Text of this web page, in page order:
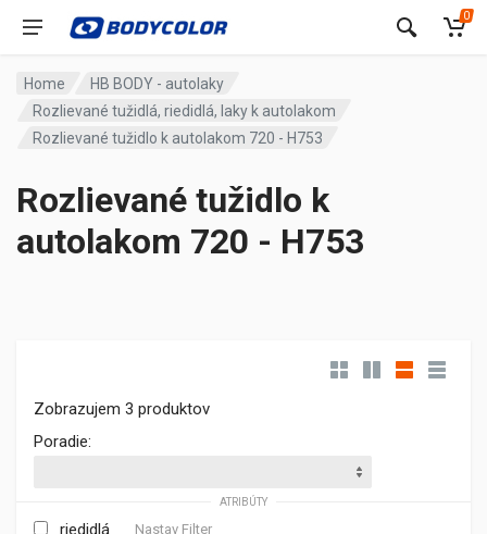
0
Home
HB BODY - autolaky
Rozlievané tužidlá, riedidlá, laky k autolakom
Rozlievané tužidlo k autolakom 720 - H753
Rozlievané tužidlo k
autolakom 720 - H753
Zobrazujem 3 produktov
Poradie:
ATRIBÚTY
riedidlá Nastav Filter